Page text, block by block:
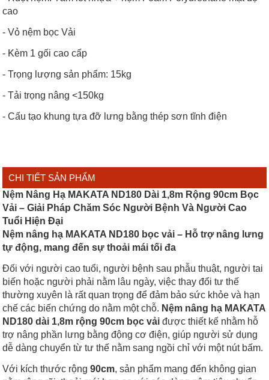
cao
- Vỏ nệm bọc Vải
- Kèm 1 gối cao cấp
- Trọng lượng sản phẩm: 15kg
- Tải trọng nâng <150kg
- Cấu tạo khung tựa đỡ lưng bằng thép sơn tĩnh điện
CHI TIẾT SẢN PHẨM
Nệm Nâng Hạ MAKATA ND180 Dài 1,8m Rộng 90cm Bọc
Vải – Giải Pháp Chăm Sóc Người Bệnh Và Người Cao
Tuổi Hiện Đại
Nệm nâng hạ MAKATA ND180 bọc vải – Hỗ trợ nâng lưng
tự động, mang đến sự thoải mái tối đa
Đối với người cao tuổi, người bệnh sau phẫu thuật, người tai
biến hoặc người phải nằm lâu ngày, việc thay đổi tư thế
thường xuyên là rất quan trọng để đảm bảo sức khỏe và hạn
chế các biến chứng do nằm một chỗ. Nệm nâng hạ MAKATA
ND180 dài 1,8m rộng 90cm bọc vải được thiết kế nhằm hỗ
trợ nâng phần lưng bằng động cơ điện, giúp người sử dụng
dễ dàng chuyển từ tư thế nằm sang ngồi chỉ với một nút bấm.
Với kích thước rộng90cm, sản phẩm mang đến không gian